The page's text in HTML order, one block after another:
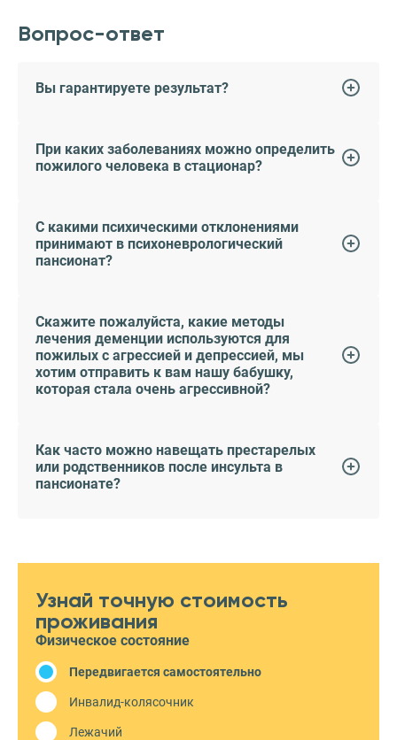
Вопрос-ответ
Вы гарантируете результат?
При каких заболеваниях можно определить
пожилого человека в стационар?
С какими психическими отклонениями
принимают в психоневрологический
пансионат?
Скажите пожалуйста, какие методы
лечения деменции используются для
пожилых с агрессией и депрессией, мы
хотим отправить к вам нашу бабушку,
которая стала очень агрессивной?
Как часто можно навещать престарелых
или родственников после инсульта в
пансионате?
Узнай точную стоимость
проживания
Физическое состояние
Передвигается самостоятельно
Инвалид-колясочник
Лежачий